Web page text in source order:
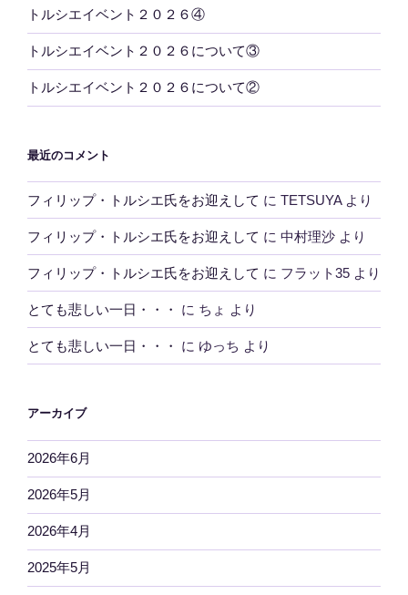
トルシエイベント２０２６④
トルシエイベント２０２６について③
トルシエイベント２０２６について②
最近のコメント
フィリップ・トルシエ氏をお迎えして に TETSUYAより
フィリップ・トルシエ氏をお迎えして に 中村理沙 より
フィリップ・トルシエ氏をお迎えして に フラット35 より
とても悲しい一日・・・ に ちょ より
とても悲しい一日・・・ に ゆっち より
アーカイブ
2026年6月
2026年5月
2026年4月
2025年5月